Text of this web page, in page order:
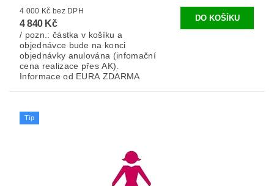
4 000 Kč bez DPH
4 840 Kč
/ pozn.: částka v košíku a
objednávce bude na konci
objednávky anulována (infomační
cena realizace přes AK).
Informace od EURA ZDARMA
Tip